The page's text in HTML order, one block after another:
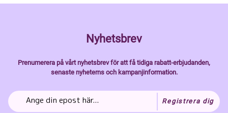
Nyhetsbrev
Prenumerera på vårt nyhetsbrev för att få tidiga rabatt-erbjudanden,
senaste nyheterns och kampanjinformation.
Registrera dig